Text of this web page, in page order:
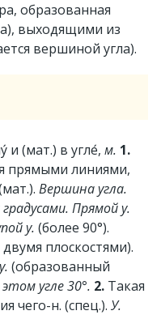
образованная
выходящими из
вершиной угла).
и (мат.) в угле́, м. 1.
прямыми линиями,
Вершина угла.
Прямой у.
у. (более 90°).
плоскостями).
(образованный
угле 30°. 2. Такая
чего-н. (спец.). У.